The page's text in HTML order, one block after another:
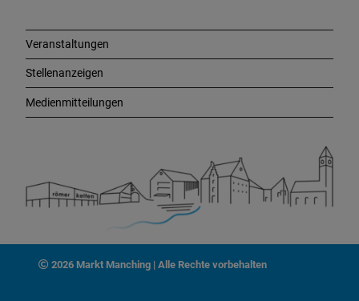
Veranstaltungen
Stellenanzeigen
Medienmitteilungen
2026 Markt Manching | Alle Rechte vorbehalten